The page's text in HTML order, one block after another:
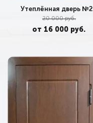
Утеплённая дверь
20 000 руб.
от 16 000 руб.